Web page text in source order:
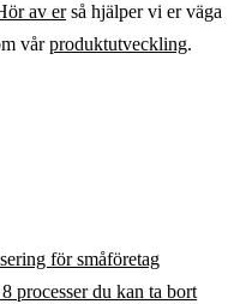
av erså hjälper vi er väga
vårproduktutveckling.
för småföretag
processer du kan ta bort